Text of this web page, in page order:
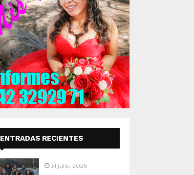
ENTRADAS RECIENTES
31 julio, 2026